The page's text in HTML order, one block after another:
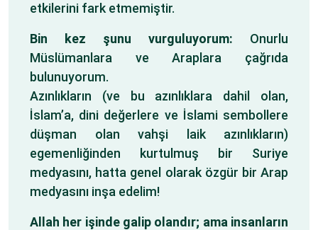
etkilerini fark etmemiştir.
Bin kez şunu vurguluyorum: Onurlu
Müslümanlara ve Araplara çağrıda
bulunuyorum.
Azınlıkların (ve bu azınlıklara dahil olan,
İslam’a, dini değerlere ve İslami sembollere
düşman olan vahşi laik azınlıkların)
egemenliğinden kurtulmuş bir Suriye
medyasını, hatta genel olarak özgür bir Arap
medyasını inşa edelim!
Allah her işinde galip olandır; ama insanların